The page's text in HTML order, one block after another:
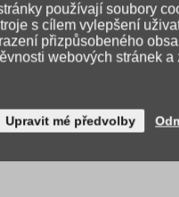
g
používají soubory
s cílem vylepšení
přizpůsobeného
webových stránek a
Upravit mé předvolby